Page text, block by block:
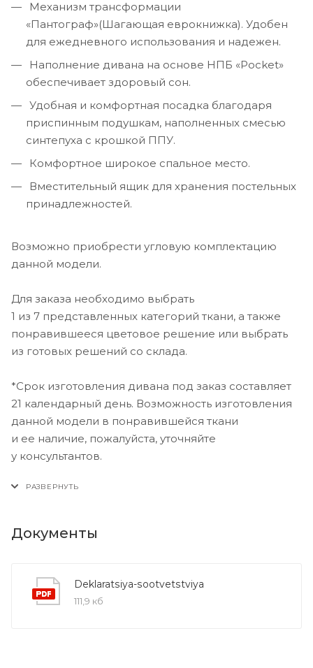
Механизм трансформации
«Пантограф»(Шагающая еврокнижка). Удобен
для ежедневного использования и надежен.
Наполнение дивана на основе НПБ «Pocket»
обеспечивает здоровый сон.
Удобная и комфортная посадка благодаря
приспинным подушкам, наполненных смесью
синтепуха с крошкой ППУ.
Комфортное широкое спальное место.
Вместительный ящик для хранения постельных
принадлежностей.
Возможно приобрести угловую комплектацию
данной модели.
Для заказа необходимо выбрать
1 из 7 представленных категорий ткани, а также
понравившееся цветовое решение или выбрать
из готовых решений со склада.
*Срок изготовления дивана под заказ составляет
21 календарный день. Возможность изготовления
данной модели в понравившейся ткани
и ее наличие, пожалуйста, уточняйте
у консультантов.
Документы
Deklaratsiya-sootvetstviya
111,9 кб